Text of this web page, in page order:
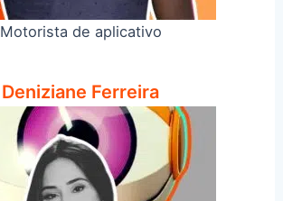
Motorista de aplicativo
Deniziane Ferreira